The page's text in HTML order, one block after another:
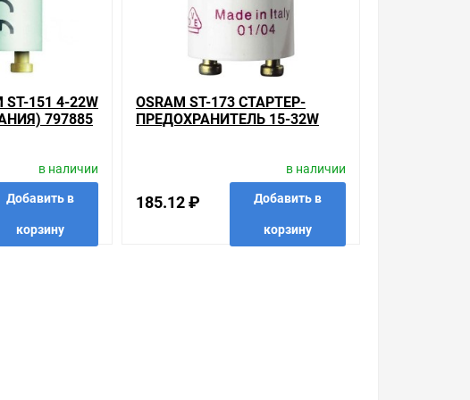
с Законом Российской Федерации «О защите прав
урегулируется проблема, очень простые. Мы
консультацию по тому, что мы продаем, узнать
вы собираетесь купить. Мы всегда рады помочь,
ST-151 4-22W
797885
в наличии
Добавить в
корзину
OSRAM ST-173 СТАРТЕР-
ПРЕДОХРАНИТЕЛЬ 15-32W
185.12 ₽
в наличии
Добавить в
корзину